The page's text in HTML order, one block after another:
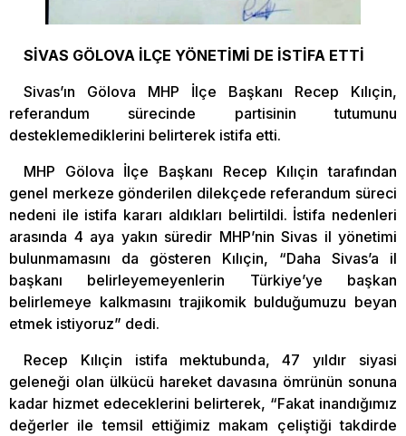
SİVAS GÖLOVA İLÇE YÖNETİMİ DE İSTİFA ETTİ
Sivas’ın Gölova MHP İlçe Başkanı Recep Kılıçin,
referandum sürecinde partisinin tutumunu
desteklemediklerini belirterek istifa etti.
MHP Gölova İlçe Başkanı Recep Kılıçin tarafından
genel merkeze gönderilen dilekçede referandum süreci
nedeni ile istifa kararı aldıkları belirtildi. İstifa nedenleri
arasında 4 aya yakın süredir MHP’nin Sivas il yönetimi
bulunmamasını da gösteren Kılıçin, “Daha Sivas’a il
başkanı belirleyemeyenlerin Türkiye’ye başkan
belirlemeye kalkmasını trajikomik bulduğumuzu beyan
etmek istiyoruz” dedi.
Recep Kılıçin istifa mektubunda, 47 yıldır siyasi
geleneği olan ülkücü hareket davasına ömrünün sonuna
kadar hizmet edeceklerini belirterek, “Fakat inandığımız
değerler ile temsil ettiğimiz makam çeliştiği takdirde